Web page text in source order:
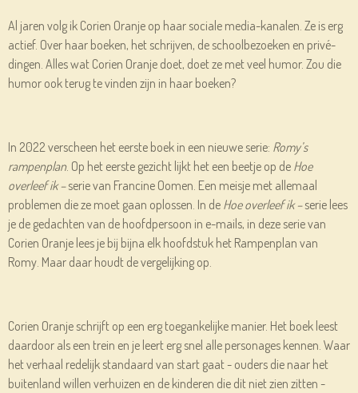
Al jaren volg ik Corien Oranje op haar sociale media-kanalen. Ze is erg
actief. Over haar boeken, het schrijven, de schoolbezoeken en privé-
dingen. Alles wat Corien Oranje doet, doet ze met veel humor. Zou die
humor ook terug te vinden zijn in haar boeken?
In 2022 verscheen het eerste boek in een nieuwe serie: Romy’s
rampenplan. Op het eerste gezicht lijkt het een beetje op de Hoe
overleef ik –serie van Francine Oomen. Een meisje met allemaal
problemen die ze moet gaan oplossen. In de Hoe overleef ik –serie lees
je de gedachten van de hoofdpersoon in e-mails, in deze serie van
Corien Oranje lees je bij bijna elk hoofdstuk het Rampenplan van
Romy. Maar daar houdt de vergelijking op.
Corien Oranje schrijft op een erg toegankelijke manier. Het boek leest
daardoor als een trein en je leert erg snel alle personages kennen. Waar
het verhaal redelijk standaard van start gaat - ouders die naar het
buitenland willen verhuizen en de kinderen die dit niet zien zitten -